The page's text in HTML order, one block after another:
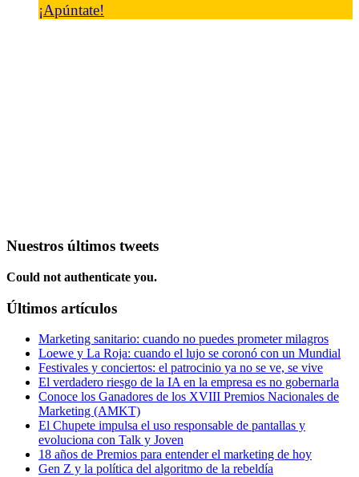
¡Apúntate!
Nuestros últimos tweets
Could not authenticate you.
Últimos artículos
Marketing sanitario: cuando no puedes prometer milagros
Loewe y La Roja: cuando el lujo se coronó con un Mundial
Festivales y conciertos: el patrocinio ya no se ve, se vive
El verdadero riesgo de la IA en la empresa es no gobernarla
Conoce los Ganadores de los XVIII Premios Nacionales de
Marketing (AMKT)
El Chupete impulsa el uso responsable de pantallas y
evoluciona con Talk y Joven
18 años de Premios para entender el marketing de hoy
Gen Z y la política del algoritmo de la rebeldía